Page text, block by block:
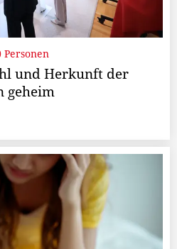
Personen
und Herkunft der
geheim